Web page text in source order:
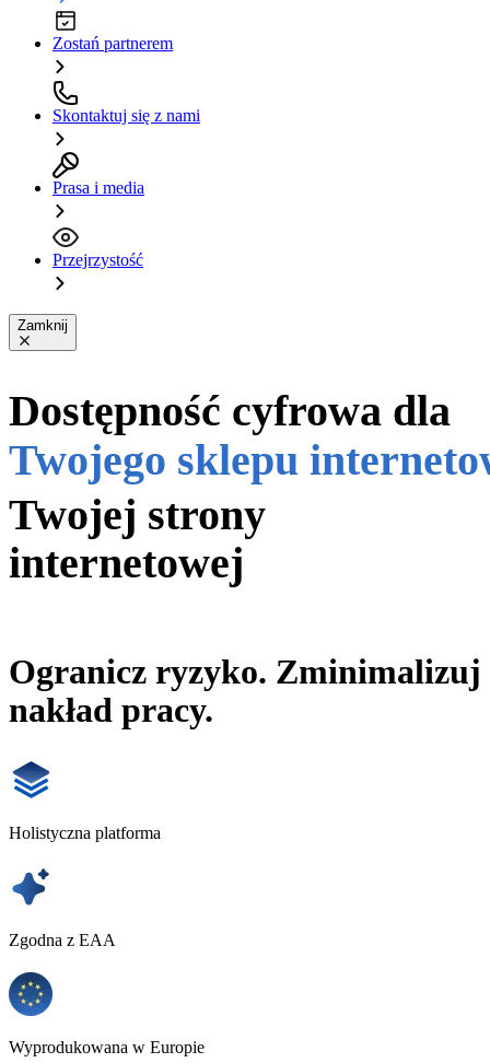
Zostań partnerem
Skontaktuj się z nami
Prasa i media
Przejrzystość
Zamknij
Dostępność cyfrowa dla
Twojej strony
Twojej aplikacji
Twojego sklepu
Twojej strony
Twoich plików PDF
Twojej strony
internetowej
Ogranicz ryzyko. Zminimalizuj
nakład pracy.
Holistyczna platforma
Zgodna z EAA
Wyprodukowana w Europie